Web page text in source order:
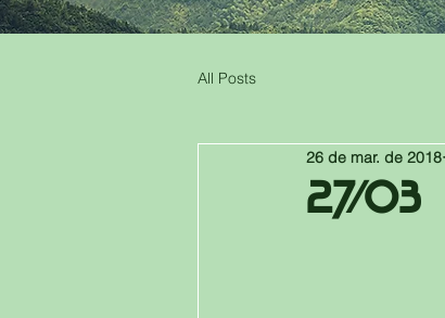
All Posts
27/03
26 de mar. de 2018